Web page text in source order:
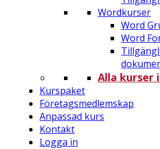
Wordkurser
Word
Word
Alla kurser
Kurspaket
Företagsmedlemskap
Anpassad kurs
Kontakt
Logga in